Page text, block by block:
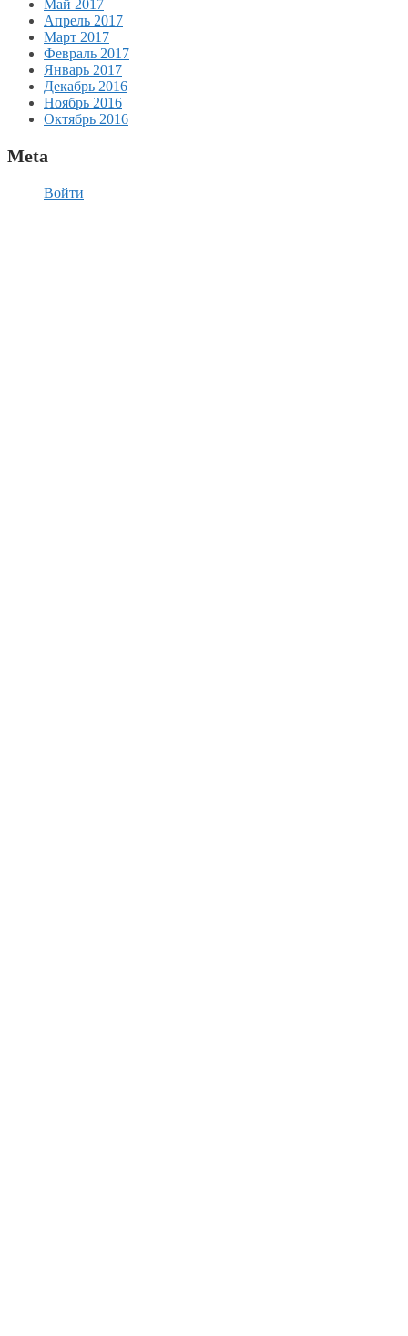
Май 2017
Апрель 2017
Март 2017
Февраль 2017
Январь 2017
Декабрь 2016
Ноябрь 2016
Октябрь 2016
Meta
Войти